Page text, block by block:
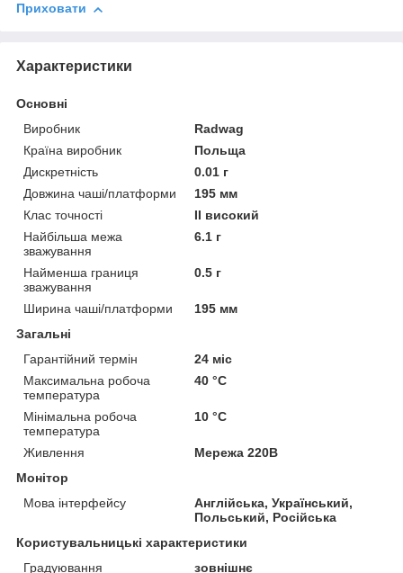
Приховати
Характеристики
Основні
Виробник
Radwag
Країна виробник
Польща
Дискретність
0.01 г
Довжина чаші/платформи
195 мм
Клас точності
II високий
Найбільша межа
зважування
6.1 г
Найменша границя
зважування
0.5 г
Ширина чаші/платформи
195 мм
Загальні
Гарантійний термін
24 міс
Максимальна робоча
температура
40 °С
Мінімальна робоча
температура
10 °С
Живлення
Мережа 220В
Монітор
Мова інтерфейсу
Англійська, Український,
Польський, Російська
Користувальницькі характеристики
Градуювання
зовнішнє